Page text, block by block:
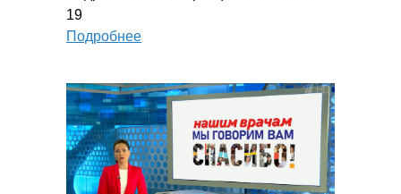
19
Подробнее